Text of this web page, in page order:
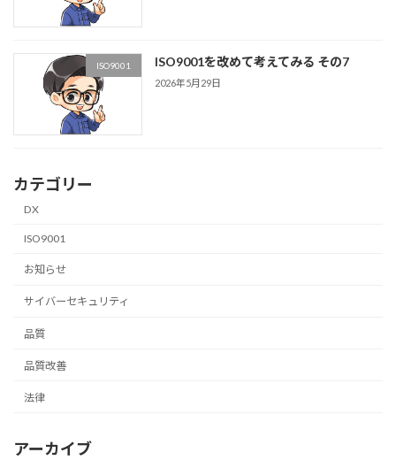
ISO9001 ISO9001を改めて考えてみる その7
2026年5月29日
カテゴリー
DX
ISO9001
お知らせ
サイバーセキュリティ
品質
品質改善
法律
アーカイブ